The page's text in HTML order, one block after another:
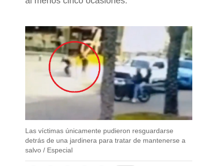
Las víctimas únicamente pudieron resguardarse
detrás de una jardinera para tratar de mantenerse a
salvo / Especial